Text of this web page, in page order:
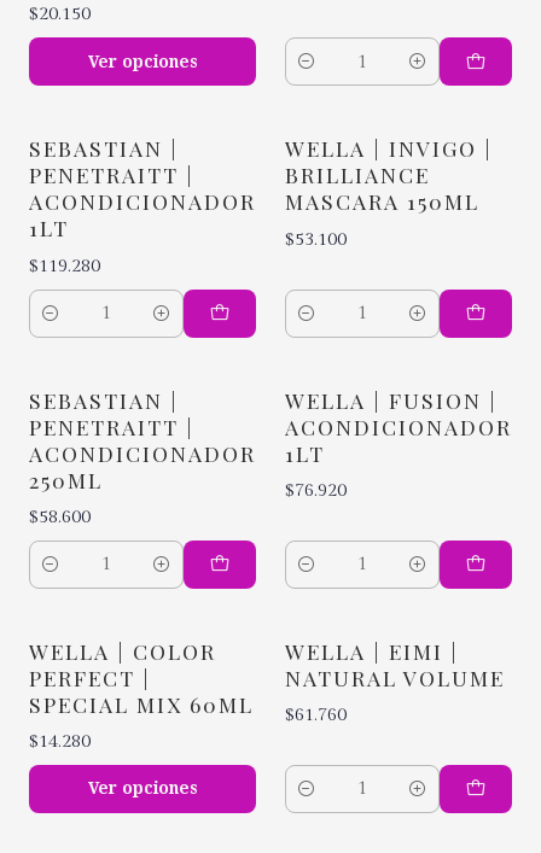
$20.150
Ver opciones
Cantidad
SEBASTIAN |
PENETRAITT |
ACONDICIONADOR
1LT
$119.280
Cantidad
WELLA | INVIGO |
BRILLIANCE
MASCARA 150ML
$53.100
Cantidad
SEBASTIAN |
PENETRAITT |
ACONDICIONADOR
250ML
$58.600
Cantidad
WELLA | FUSION |
ACONDICIONADOR
1LT
$76.920
Cantidad
WELLA | COLOR
PERFECT |
SPECIAL MIX 60ML
$14.280
Ver opciones
WELLA | EIMI |
NATURAL VOLUME
$61.760
Cantidad